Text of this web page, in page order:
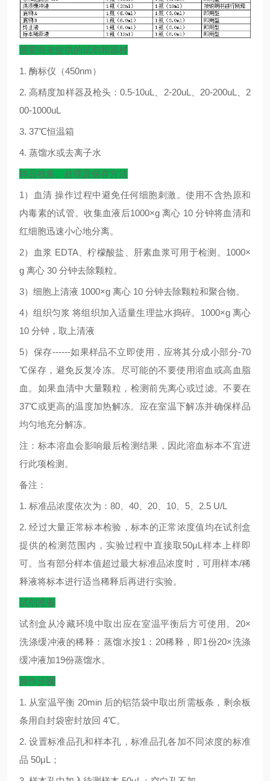
需要而未提供的试剂和器材
1. 酶标仪（450nm）
2.高精度加样器及枪头：0.5-10uL 2-20uL 20-200uL
2
00-1000uL
3. 37℃恒温箱
4. 蒸馏水或去离子水
样品收集、处理及保存方法
1 ）血清 操作过程中避免任何细胞刺激。使用不含热原和
内毒素的试管。收集血液后1000×g离心 10分钟将血清和
红细胞迅速小心地分离。
2）血浆 EDTA、柠檬酸盐、肝素血浆可用于检测。 1000×
g 离心 30 分钟去除颗粒。
3）细胞上清液 1000×g 离心 10 分钟去除颗粒和聚合物。
4）组织匀浆 将组织加入适量生理盐水捣碎。 1000×g 离心
10 分钟，取上清液
5）保存------如果样品不立即使用，应将其分成小部分-70
℃保存，避免反复冷冻。尽可能的不要使用溶血或高血脂
血。如果血清中大量颗粒，检测前先离心或过滤。不要在
37℃或更高的温度加热解冻。应在室温下解冻并确保样品
均匀地充分解冻。
注：标本溶血会影响最后检测结果，因此溶血标本不宜进
行此项检测。
备注：
1. 标准品浓度依次为： 80 40 20 10 5 2.5 U/L
2.经过大量正常标本检验，标本的正常浓度值均在试剂盒
提供的检测范围内，实验过程中直接取 50μL 样本上样即
可。当有部分样本值超过最大标准品浓度时，可用样本/稀
释液将标本进行适当稀释后再进行实验。
试剂准备
试剂盒从冷藏环境中取出应在室温平衡后方可使用。 20×
洗涤缓冲液的稀释：蒸馏水按1 ： 20稀释，即1份20×洗涤
缓冲液加19份蒸馏水。
操作步骤
1. 从室温平衡 20min 后的铝箔袋中取出所需板条，剩余板
条用自封袋密封放回 4℃。
2.设置标准品孔和样本孔，标准品孔各加不同浓度的标准
品 50μL ；